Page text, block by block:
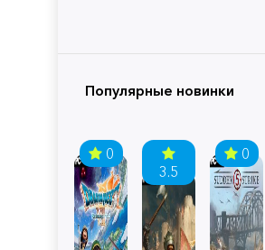
Популярные новинки
0
3.5
0